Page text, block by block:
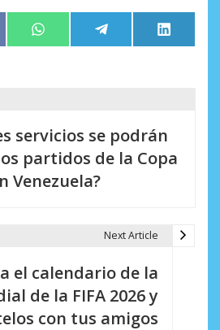
Compartir
en
WhatsApp Compartir
en
Telegram
en
LinkedIn
servicios se podrán
partidos de la Copa
Venezuela?
Next Article
el calendario de la
de la FIFA 2026 y
con tus amigos